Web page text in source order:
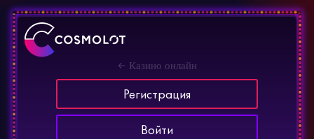
Казино онлайн
Регистрация
Войти